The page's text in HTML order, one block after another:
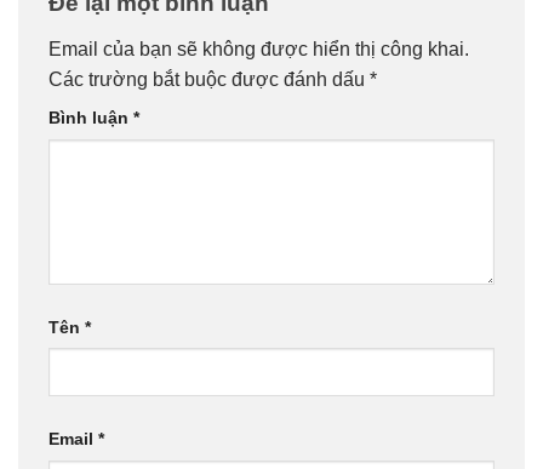
Email của bạn sẽ không được hiển thị công khai.
Các trường bắt buộc được đánh dấu *
Bình luận *
Tên *
Email *